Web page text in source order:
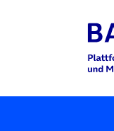
Main Navigation